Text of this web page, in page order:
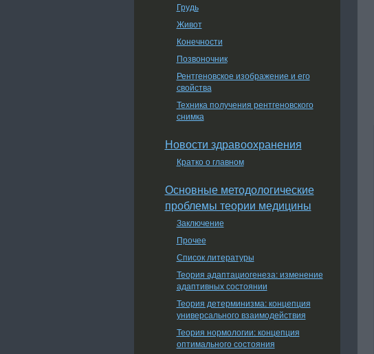
Грудь
Живот
Конечности
Позвоночник
Рентгеновское изображение и его
свойства
Техника получения рентгеновского
снимка
Новости здравоохранения
Кратко о главном
Основные методологические
проблемы теории медицины
Заключение
Прочее
Список литературы
Теория адаптациогенеза: изменение
адаптивных состоянии
Теория детерминизма: концепция
универсального взаимодействия
Теория нормологии: концепция
оптимального состояния